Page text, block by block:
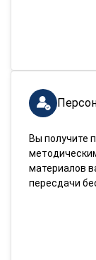
Вы получите
материалов
пересдачи